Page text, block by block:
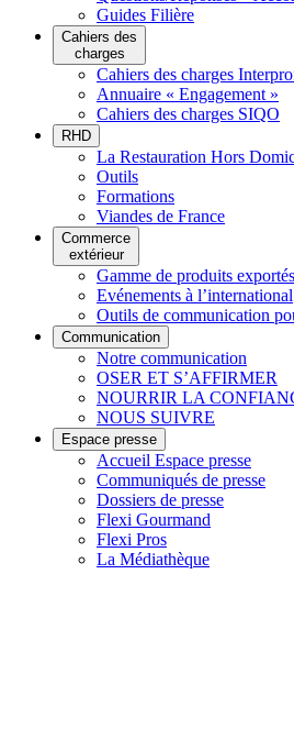
Guides Filière
Cahiers des
charges
Cahiers des charges
Annuaire « Engagement »
Cahiers des charges SIQO
RHD
La Restauration Hors
Outils
Formations
Viandes de France
Commerce
extérieur
Gamme de produits exportés
Evénements à l’international
Outils de communication
Communication
Notre communication
OSER ET S’AFFIRMER
NOURRIR LA
NOUS SUIVRE
Espace presse
Accueil Espace presse
Communiqués de presse
Dossiers de presse
Flexi Gourmand
Flexi Pros
La Médiathèque